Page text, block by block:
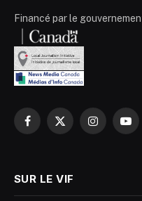
Financé par le
Facebook
X
Instagram
SUR LE VIF